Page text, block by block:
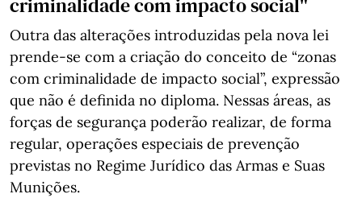
Outra das alterações introduzidas pela nova lei
prende-se com a criação do conceito de “zonas
com criminalidade de impacto social”, expressão
que não é definida no diploma. Nessas áreas, as
forças de segurança poderão realizar, de forma
regular, operações especiais de prevenção
previstas no Regime Jurídico das Armas e Suas
Munições.